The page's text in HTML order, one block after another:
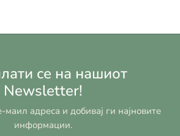
се на нашиот
Newsletter!
маил адреса и добивај ги најновите
информации.